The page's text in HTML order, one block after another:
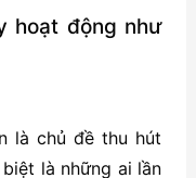
hoạt động như
là chủ đề thu hút
là những ai lần